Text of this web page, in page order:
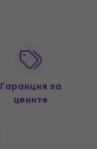
Гаранция за
цените